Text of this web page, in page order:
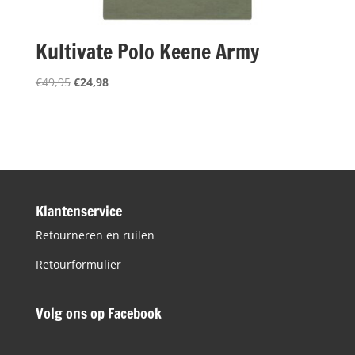
Kultivate Polo Keene Army
€49,95 Oorspronkelijke
€24,98Huidige
Klantenservice
Retourneren en ruilen
Retourformulier
Volg ons op Facebook